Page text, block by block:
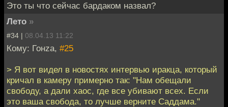
Это ты что сейчас бардаком назвал?
Лето »
#34 | 08.04.13 11:22
Кому: Гонzа, #25
> Я вот видел в новостях интервью иракца, который
кричал в камеру примерно так: "Нам обещали
свободу, а дали хаос, где все убивают всех. Если
это ваша свобода, то лучше верните Саддама."